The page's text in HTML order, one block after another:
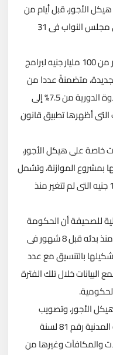
الأجور، قبل أيام من
إرسالها مشروع موازنة 2019-2020 إلى مجلس النواب فى 31
يتضمن السيناريو الأول، أن يتم «ضخ أكثر من 100 مليار جنيه لبرامج
متضمنةً عددا من
الإصلاحات فى هيكل الأجور بزيادة العلاوة الدورية من 7.5% إلى
التى أظهرها تطبيق قانون
خاصة على هيكل الأجور،
بمشروع الموازنة، وتشمل
زيادة الحد الأدنى للأجور ليتخطى الـ1200 جنيه التى لم تتغير منذ
للصحيفة أن الحكومة
تعمل بالفعل على إصلاح هيكل الأجور منذ بدئه قبل 8 شهور فى
بالتنسيق مع عدد
البيانات خلال تلك الفترة
الأجور، وتصويب
ثغرات ظهرت بعد تطبيق قانون الخدمة المدنية رقم 81 لسنة
والمكافآت وغيرها من